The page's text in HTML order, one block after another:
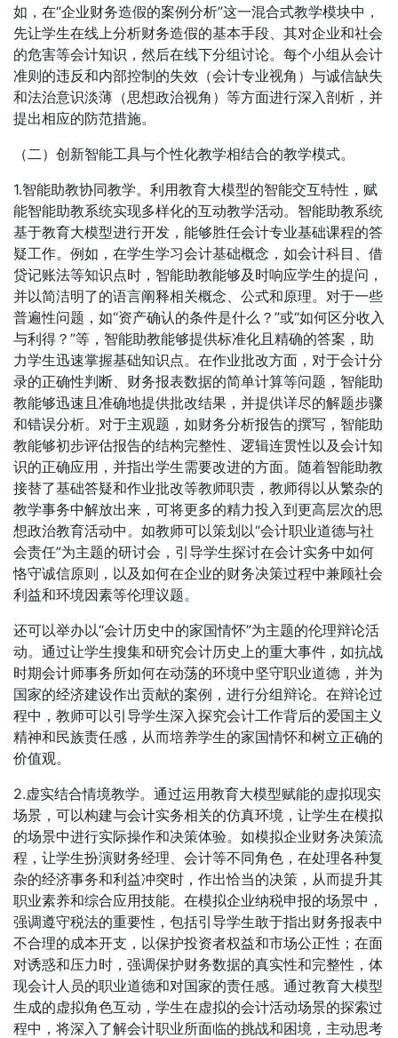
如，在“企业财务造假的案例分析”这一混合式教学模块中，
先让学生在线上分析财务造假的基本手段、其对企业和社会
的危害等会计知识，然后在线下分组讨论。每个小组从会计
准则的违反和内部控制的失效（会计专业视角）与诚信缺失
和法治意识淡薄（思想政治视角）等方面进行深入剖析，并
提出相应的防范措施。
（二）创新智能工具与个性化教学相结合的教学模式。
1.智能助教协同教学。利用教育大模型的智能交互特性，赋
能智能助教系统实现多样化的互动教学活动。智能助教系统
基于教育大模型进行开发，能够胜任会计专业基础课程的答
疑工作。例如，在学生学习会计基础概念，如会计科目、借
贷记账法等知识点时，智能助教能够及时响应学生的提问，
并以简洁明了的语言阐释相关概念、公式和原理。对于一些
普遍性问题，如“资产确认的条件是什么？”或“如何区分收入
与利得？”等，智能助教能够提供标准化且精确的答案，助
力学生迅速掌握基础知识点。在作业批改方面，对于会计分
录的正确性判断、财务报表数据的简单计算等问题，智能助
教能够迅速且准确地提供批改结果，并提供详尽的解题步骤
和错误分析。对于主观题，如财务分析报告的撰写，智能助
教能够初步评估报告的结构完整性、逻辑连贯性以及会计知
识的正确应用，并指出学生需要改进的方面。随着智能助教
接替了基础答疑和作业批改等教师职责，教师得以从繁杂的
教学事务中解放出来，可将更多的精力投入到更高层次的思
想政治教育活动中。如教师可以策划以“会计职业道德与社
会责任”为主题的研讨会，引导学生探讨在会计实务中如何
恪守诚信原则，以及如何在企业的财务决策过程中兼顾社会
利益和环境因素等伦理议题。
还可以举办以“会计历史中的家国情怀”为主题的伦理辩论活
动。通过让学生搜集和研究会计历史上的重大事件，如抗战
时期会计师事务所如何在动荡的环境中坚守职业道德，并为
国家的经济建设作出贡献的案例，进行分组辩论。在辩论过
程中，教师可以引导学生深入探究会计工作背后的爱国主义
精神和民族责任感，从而培养学生的家国情怀和树立正确的
价值观。
2.虚实结合情境教学。通过运用教育大模型赋能的虚拟现实
场景，可以构建与会计实务相关的仿真环境，让学生在模拟
的场景中进行实际操作和决策体验。如模拟企业财务决策流
程，让学生扮演财务经理、会计等不同角色，在处理各种复
杂的经济事务和利益冲突时，作出恰当的决策，从而提升其
职业素养和综合应用技能。在模拟企业纳税申报的场景中，
强调遵守税法的重要性，包括引导学生敢于指出财务报表中
不合理的成本开支，以保护投资者权益和市场公正性；在面
对诱惑和压力时，强调保护财务数据的真实性和完整性，体
现会计人员的职业道德和对国家的责任感。通过教育大模型
生成的虚拟角色互动，学生在虚拟的会计活动场景的探索过
程中，将深入了解会计职业所面临的挑战和困境，主动思考